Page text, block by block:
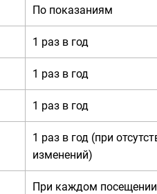
По показаниям
1 раз в год
1 раз в год
1 раз в год
1 раз в год (при
изменений)
При каждом